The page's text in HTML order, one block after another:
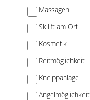
Massagen
Skilift am Ort
Kosmetik
Reitmöglichkeit
Kneippanlage
Angelmöglichkeit